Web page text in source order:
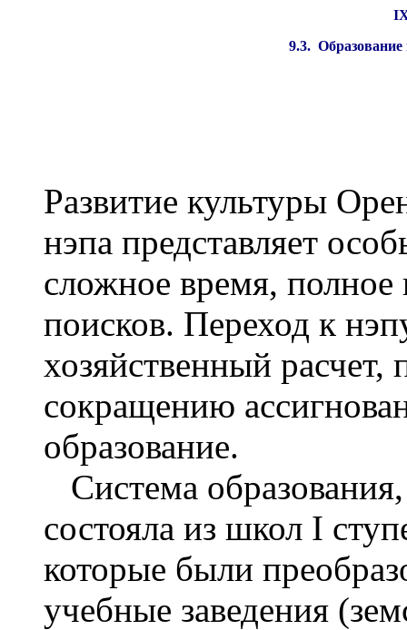
9.3. Образование
Развитие культуры
нэпа представляет
сложное время, полное
поисков. Переход к
хозяйственный
сокращению
образование.
Система
состояла из школ I
которые были
учебные заведения